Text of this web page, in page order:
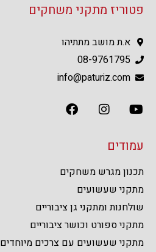
פטוריז מתקני משחקים
א.ת מושב מתתיהו
08-9761795
info@paturiz.com
עמודים
תכנון מגרש משחקים
מתקני שעשועים
שולחנות ומתקני גן ציבוריים
מתקני ספורט וכושר ציבוריים
מתקני שעשועים עם צרכים מיוחדים